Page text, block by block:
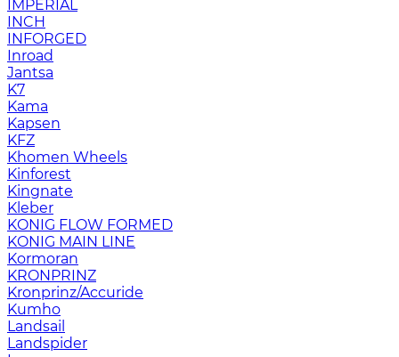
IMPERIAL
INCH
INFORGED
Inroad
Jantsa
K7
Kama
Kapsen
KFZ
Khomen Wheels
Kinforest
Kingnate
Kleber
KONIG FLOW FORMED
KONIG MAIN LINE
Kormoran
KRONPRINZ
Kronprinz/Accuride
Kumho
Landsail
Landspider